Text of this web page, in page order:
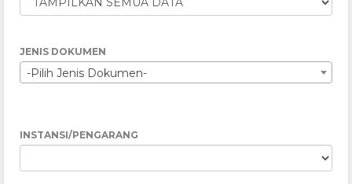
JENIS DOKUMEN
-Pilih Jenis Dokumen-
INSTANSI/PENGARANG